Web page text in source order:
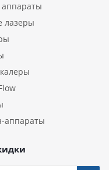
аппараты
лазеры
аппараты